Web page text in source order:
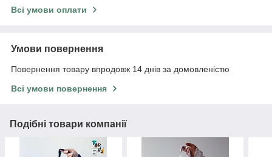
Всі умови оплати
Умови повернення
Повернення товару впродовж 14 днів за домовленістю
Всі умови повернення
Подібні товари компанії